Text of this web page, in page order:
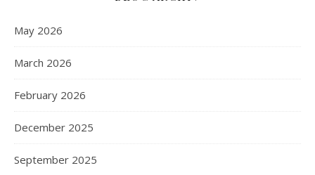
May 2026
March 2026
February 2026
December 2025
September 2025